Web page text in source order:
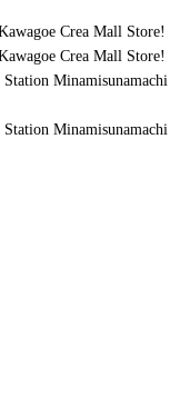
Crea Mall Store!
Crea Mall Store!
Station Minamisunamachi
Station Minamisunamachi